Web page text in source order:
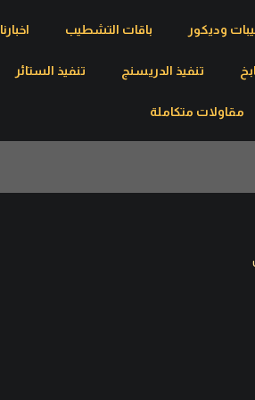
وديكور باقات التشطيب اخبارنا
تنفيذ الدريسنج تنفيذ الستائر
مقاولات متكاملة